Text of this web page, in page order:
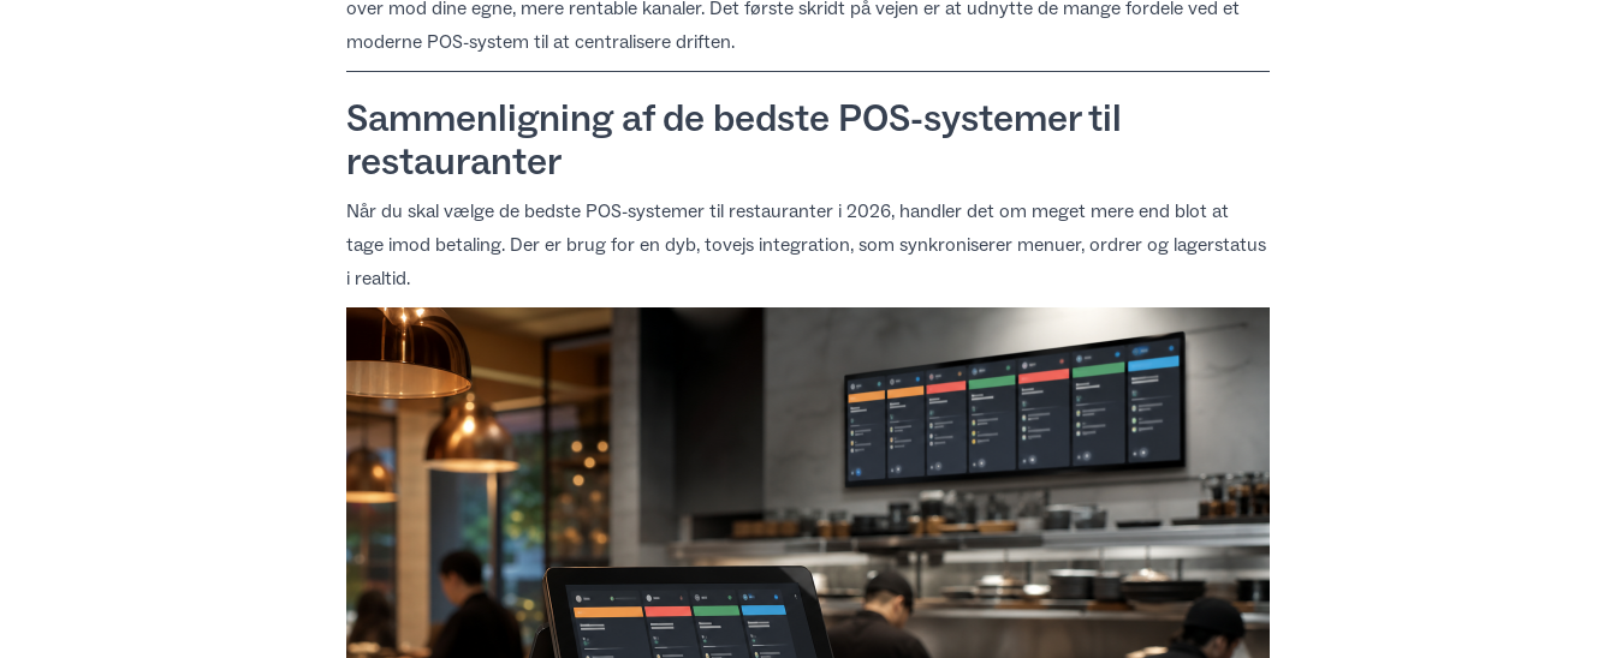
over mod dine egne, mere rentable kanaler. Det første skridt på vejen er at udnytte de mange fordele ved et
moderne POS-system til at centralisere driften.
Sammenligning af de bedste POS-systemer til
restauranter
Når du skal vælge de bedste POS-systemer til restauranter i 2026, handler det om meget mere end blot at
tage imod betaling. Der er brug for en dyb, tovejs integration, som synkroniserer menuer, ordrer og lagerstatus
i realtid.